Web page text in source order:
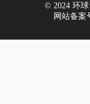
© 2024 环球
网站备案